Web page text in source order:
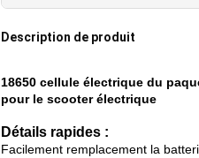
Description de produit
18650 cellule électrique du
pour le scooter électrique
Détails rapides :
Facilement remplacement la